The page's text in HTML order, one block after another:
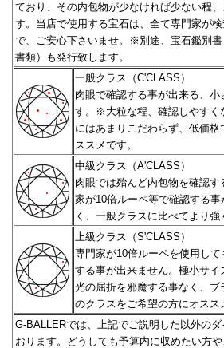
ており、その内包物が少なければ少ない程、
す。当店で使用する宝石は、全て専門家が
で、ご安心下さいませ。
※別途、宝石鑑別
書類）も発行致します。
一般クラス（C'CLASS）
肉眼で確認する事が出来る、小
す。※大粒な程、確認しやすく
にはあまりこだわらず、低価
ススメです。
中級クラス（A'CLASS）
肉眼では殆んど内包物を確認す
家が10倍ルーペ等で確認する事
く、一般クラスに比べてより強
上級クラス（S'CLASS）
専門家が10倍ルーペを使用し
する事が出来ません。極小サイ
光の屈折を邪魔する事なく、
のクラスをご希望の方にオスス
G-BALLERでは、上記でご説明した以外の
おります。どうしても予算内に収めたい方や